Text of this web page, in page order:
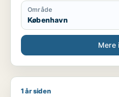
Område
København
Mere
Iman søger job som
1 år siden